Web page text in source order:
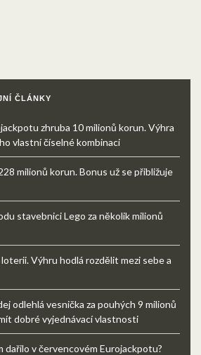
ČLÁNKY
zhruba 10 milionů korun. Výhra
vlastní číselné kombinaci
milionů korun. Bonus už se přibližuje
stavebnici Lego za několik milionů
Výhru hodlá rozdělit mezi sebe a
odlehlá vesnička za pouhých 9 milionů
dobré vyjednávací vlastnosti
dařilo v červencovém Eurojackpotu?